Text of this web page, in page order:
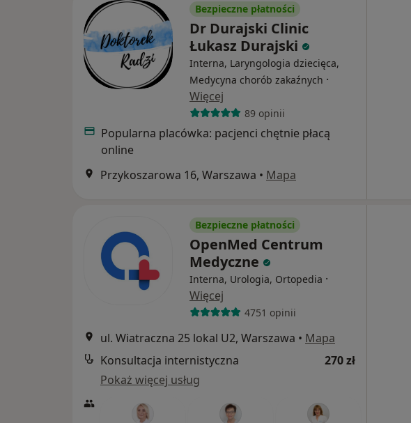
Bezpieczne płatności
Dr Durajski Clinic
Łukasz Durajski
Interna, Laryngologia dziecięca,
Medycyna chorób zakaźnych ·
Więcej
89 opinii
Popularna placówka: pacjenci chętnie płacą
online
Przykoszarowa 16, Warszawa • Mapa
Bezpieczne płatności
OpenMed Centrum
Medyczne
Interna, Urologia, Ortopedia ·
Więcej
4751 opinii
ul. Wiatraczna 25 lokal U2, Warszawa • Mapa
Konsultacja internistyczna
270 zł
Pokaż więcej usług